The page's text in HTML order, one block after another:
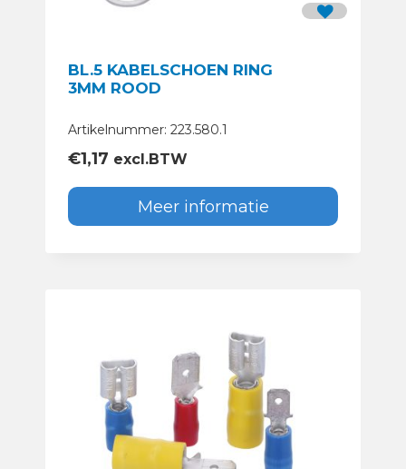
BL.5 KABELSCHOEN RING
3MM ROOD
Artikelnummer: 223.580.1
€1,17 excl.BTW
Meer informatie